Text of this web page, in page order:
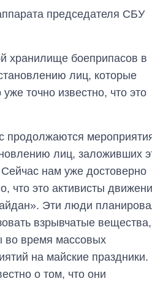
председателя СБУ
хранилище боеприпасов в
лиц, которые
точно известно, что это
продолжаются
лиц, заложивших
Сейчас нам уже достоверно
что это активисты
Эти люди
взрывчатые вещества,
во время массовых
на майские праздники.
о том, что они